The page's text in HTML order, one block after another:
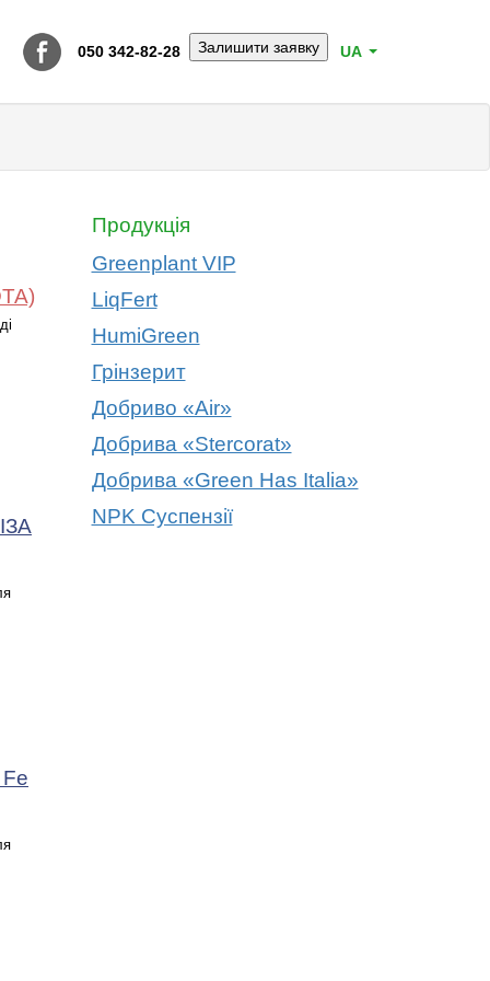
UA
050 342-82-28 Залишити заявку
Продукція
Greenplant VIP
LiqFert
HumiGreen
Грінзерит
Добриво «Air»
Добрива «Stercorat»
Добрива «Green Has Italia»
NPK Суспензії